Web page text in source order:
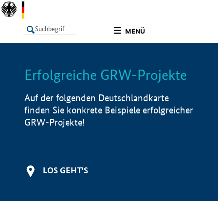
MENÜ
LISTE Info
Erfolgreiche GRW-Projekte
Auf der folgenden Deutschlandkarte
finden Sie konkrete Beispiele erfolgreicher
GRW-Projekte!
LOS GEHT'S